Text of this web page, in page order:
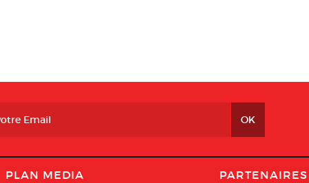
PLAN MEDIA PARTENAIRES